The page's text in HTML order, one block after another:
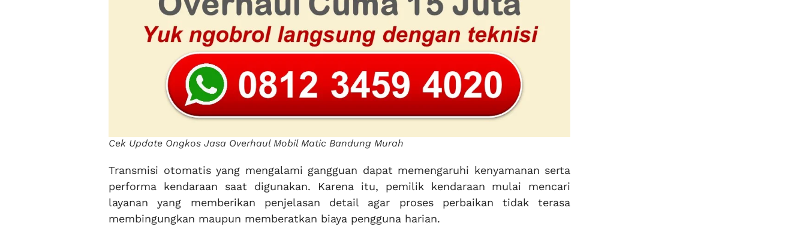
Cek Update Ongkos Jasa Overhaul Mobil Matic Bandung Murah
Transmisi otomatis yang mengalami gangguan dapat memengaruhi kenyamanan serta
performa kendaraan saat digunakan. Karena itu, pemilik kendaraan mulai mencari
layanan yang memberikan penjelasan detail agar proses perbaikan tidak terasa
membingungkan maupun memberatkan biaya pengguna harian.